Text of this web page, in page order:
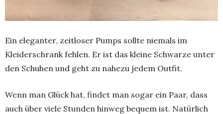
Ein eleganter, zeitloser Pumps sollte niemals im
Kleiderschrank fehlen. Er ist das kleine Schwarze unter
den Schuhen und geht zu nahezu jedem Outfit.
Wenn man Glück hat, findet man sogar ein Paar, dass
auch über viele Stunden hinweg bequem ist. Natürlich